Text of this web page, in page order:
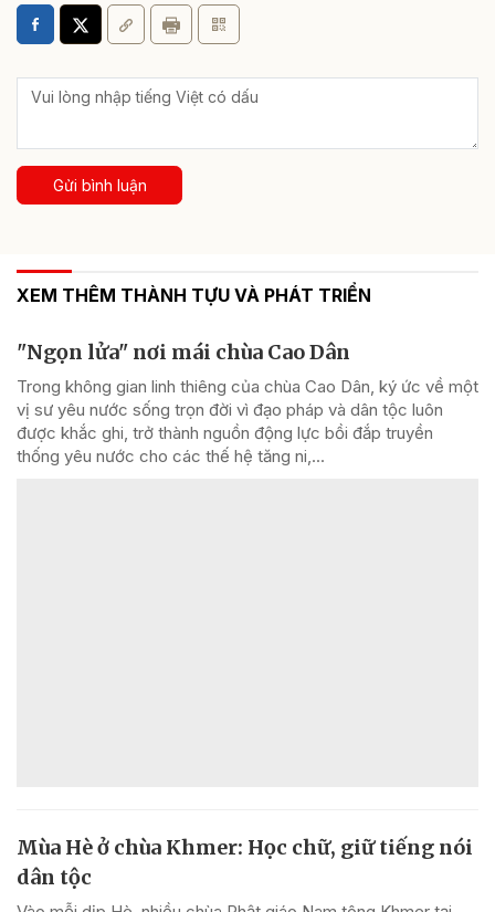
Gửi bình luận
XEM THÊM THÀNH TỰU VÀ PHÁT TRIỂN
"Ngọn lửa" nơi mái chùa Cao Dân
Trong không gian linh thiêng của chùa Cao Dân, ký ức về một
vị sư yêu nước sống trọn đời vì đạo pháp và dân tộc luôn
được khắc ghi, trở thành nguồn động lực bồi đắp truyền
thống yêu nước cho các thế hệ tăng ni,...
Mùa Hè ở chùa Khmer: Học chữ, giữ tiếng nói
dân tộc